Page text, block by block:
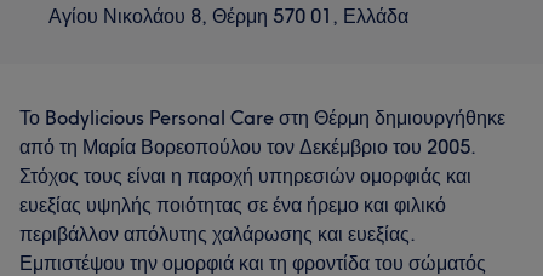
Αγίου Νικολάου 8, Θέρμη 570 01, Ελλάδα
Το Bodylicious Personal Care στη Θέρμη δημιουργήθηκε
από τη Μαρία Βορεοπούλου τον Δεκέμβριο του 2005.
Στόχος τους είναι η παροχή υπηρεσιών ομορφιάς και
ευεξίας υψηλής ποιότητας σε ένα ήρεμο και φιλικό
περιβάλλον απόλυτης χαλάρωσης και ευεξίας.
Εμπιστέψου την ομορφιά και τη φροντίδα του σώματός